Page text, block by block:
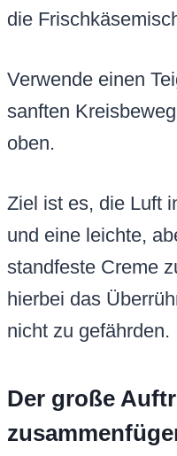
die
Verwende einen
sanften
oben.
Ziel ist es, die Luft
und eine leichte,
standfeste Creme
hierbei das
nicht zu gefährden.
Der große